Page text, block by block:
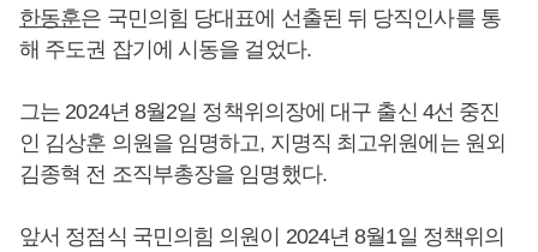
한동훈은 국민의힘 당대표에 선출된 뒤 당직인사를 통
해 주도권 잡기에 시동을 걸었다.
그는 2024년 8월2일 정책위의장에 대구 출신 4선 중진
인 김상훈 의원을 임명하고, 지명직 최고위원에는 원외
김종혁 전 조직부총장을 임명했다.
앞서 정점식 국민의힘 의원이 2024년 8월1일 정책위의